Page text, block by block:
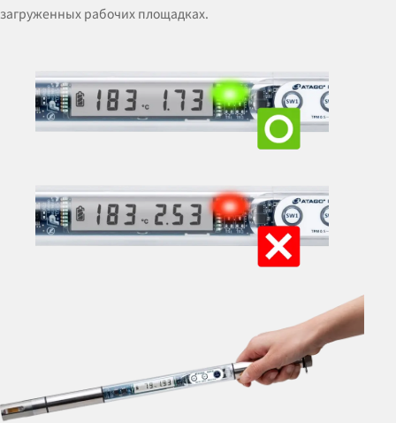
загруженных рабочих площадках.